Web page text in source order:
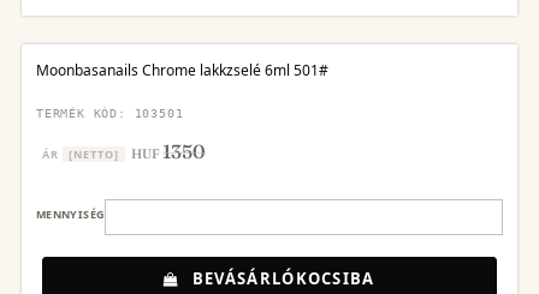
Moonbasanails Chrome lakkzselé 6ml 501#
TERMÉK KÓD: 103501
ÁR [NETTO] HUF1350
MENNYISÉG
BEVÁSÁRLÓKOCSIBA